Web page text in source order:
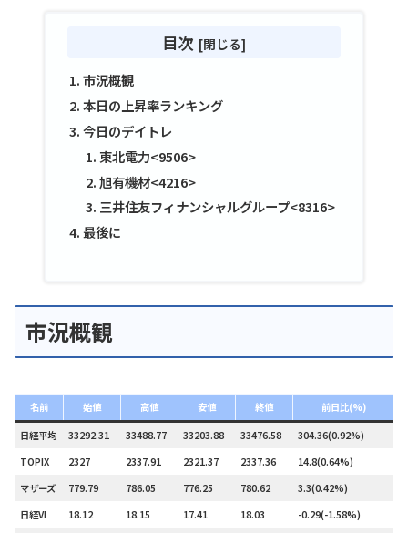
目次
市況概観
本日の上昇率ランキング
今日のデイトレ
東北電力<9506>
旭有機材<4216>
三井住友フィナンシャルグループ<8316>
最後に
市況概観
名前 始値 高値 安値 終値 前日比(%)
日経平均 33292.31 33488.77 33203.88 33476.58 304.36(0.92%)
TOPIX
2327 2337.91 2321.37 2337.36 14.8(0.64%)
マザーズ
779.79 786.05 776.25 780.62 3.3(0.42%)
日経VI
18.12 18.15 17.41 18.03 -0.29(-1.58%)